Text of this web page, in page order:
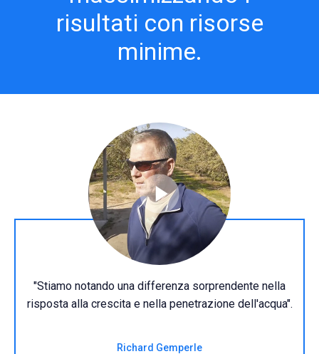
risultati con risorse
minime.
"Stiamo notando una differenza sorprendente nella
risposta alla crescita e nella penetrazione dell'acqua".
Richard Gemperle